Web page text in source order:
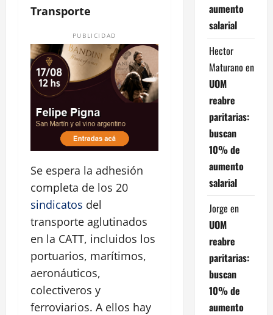
Transporte
PUBLICIDAD
Se espera la adhesión
completa de los 20
sindicatos del
transporte aglutinados
en la CATT, incluidos los
portuarios, marítimos,
aeronáuticos,
colectiveros y
ferroviarios. A ellos hay
aumento
salarial
Hector
Maturano en
UOM
reabre
paritarias:
buscan
10% de
aumento
salarial
Jorge en
UOM
reabre
paritarias:
buscan
10% de
aumento